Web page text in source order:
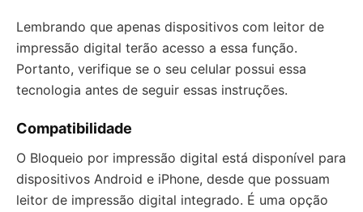
Lembrando que apenas dispositivos com leitor de
impressão digital terão acesso a essa função.
Portanto, verifique se o seu celular possui essa
tecnologia antes de seguir essas instruções.
Compatibilidade
O Bloqueio por impressão digital está disponível para
dispositivos Android e iPhone, desde que possuam
leitor de impressão digital integrado. É uma opção